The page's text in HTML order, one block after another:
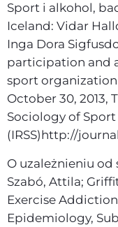
Sport i alkohol,
Iceland: Vidar
Inga Dora
participation and
sport
October 30, 2013,
Sociology of Sport
(IRSS)http://
O uzależnieniu od
Szabó, Attila;
Exercise
Epidemiology,